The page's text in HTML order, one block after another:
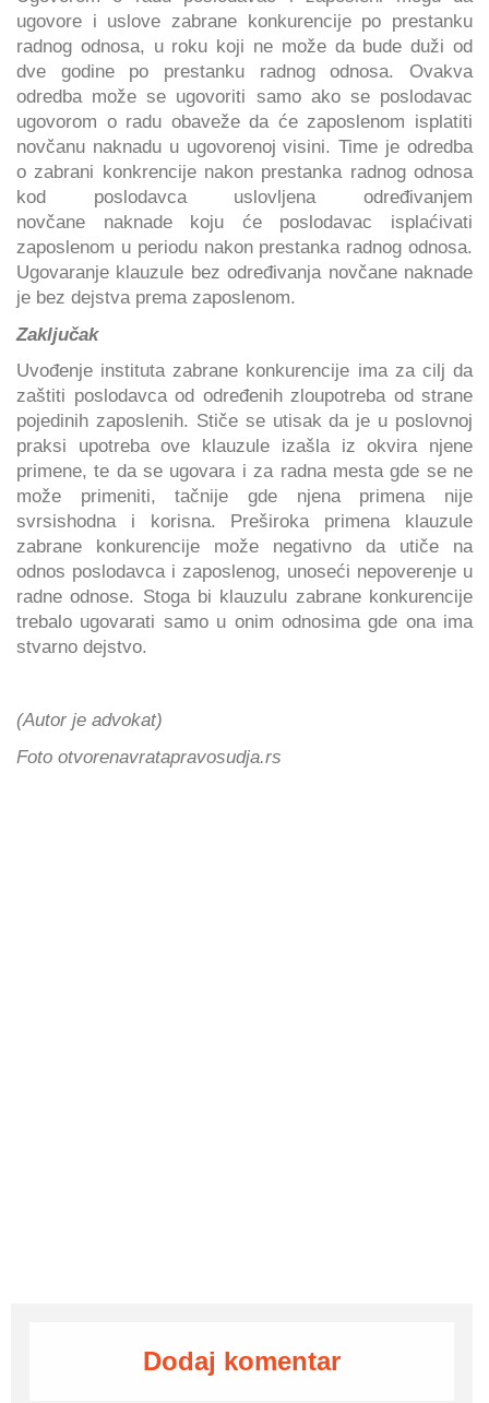
ugovore i uslove zabrane konkurencije po prestanku
radnog odnosa, u roku koji ne može da bude duži od
dve godine po prestanku radnog odnosa. Ovakva
odredba može se ugovoriti samo ako se poslodavac
ugovorom o radu obaveže da će zaposlenom isplatiti
novčanu naknadu u ugovorenoj visini. Time je odredba
o zabrani konkrencije nakon prestanka radnog odnosa
kod poslodavca uslovljena određivanjem
novčane naknade koju će poslodavac isplaćivati
zaposlenom u periodu nakon prestanka radnog odnosa.
Ugovaranje klauzule bez određivanja novčane naknade
je bez dejstva prema zaposlenom.
Zaključak
Uvođenje instituta zabrane konkurencije ima za cilj da
zaštiti poslodavca od određenih zloupotreba od strane
pojedinih zaposlenih. Stiče se utisak da je u poslovnoj
praksi upotreba ove klauzule izašla iz okvira njene
primene, te da se ugovara i za radna mesta gde se ne
može primeniti, tačnije gde njena primena nije
svrsishodna i korisna. Preširoka primena klauzule
zabrane konkurencije može negativno da utiče na
odnos poslodavca i zaposlenog, unoseći nepoverenje u
radne odnose. Stoga bi klauzulu zabrane konkurencije
trebalo ugovarati samo u onim odnosima gde ona ima
stvarno dejstvo.
(Autor je advokat)
Foto otvorenavratapravosudja.rs
Dodaj komentar